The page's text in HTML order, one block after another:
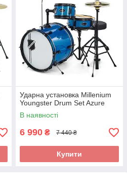
Ударна установка Millenium
Youngster Drum Set Azure
В наявності
6 990 ₴ 7 440 ₴
Купити